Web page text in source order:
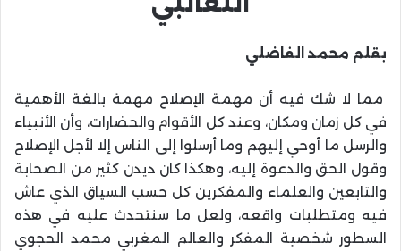
بقلم محمد الفاضلي
مما لا شك فيه أن مهمة الإصلاح مهمة بالغة الأهمية
في كل زمان ومكان، وعند كل الأقوام والحضارات، وأن الأنبياء
والرسل ما أوحي إليهم وما أرسلوا إلى الناس إلا لأجل الإصلاح
وقول الحق والدعوة إليه، وهكذا كان ديدن كثير من الصحابة
والتابعين والعلماء والمفكرين كل حسب السياق الذي عاش
فيه ومتطلبات واقعه، ولعل ما سنتحدث عليه في هذه
السطور شخصية المفكر والعالم المغربي محمد الحجوي